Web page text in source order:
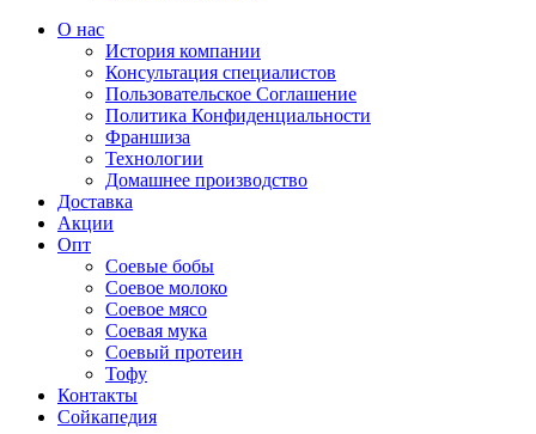
О нас
История компании
Консультация специалистов
Пользовательское Соглашение
Политика Конфиденциальности
Франшиза
Технологии
Домашнее производство
Доставка
Акции
Опт
Соевые бобы
Соевое молоко
Соевое мясо
Соевая мука
Соевый протеин
Тофу
Контакты
Сойкапедия